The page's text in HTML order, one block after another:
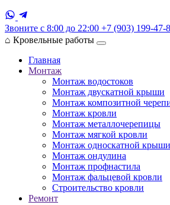
Звоните с 8:00 до 22:00 +7 (903) 199-47-
⌂ Кровельные работы
Главная
Монтаж
Монтаж водостоков
Монтаж двускатной крыши
Монтаж композитной
Монтаж кровли
Монтаж металлочерепицы
Монтаж мягкой кровли
Монтаж односкатной крыши
Монтаж ондулина
Монтаж профнастила
Монтаж фальцевой кровли
Строительство кровли
Ремонт